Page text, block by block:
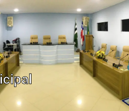
de ferramentas